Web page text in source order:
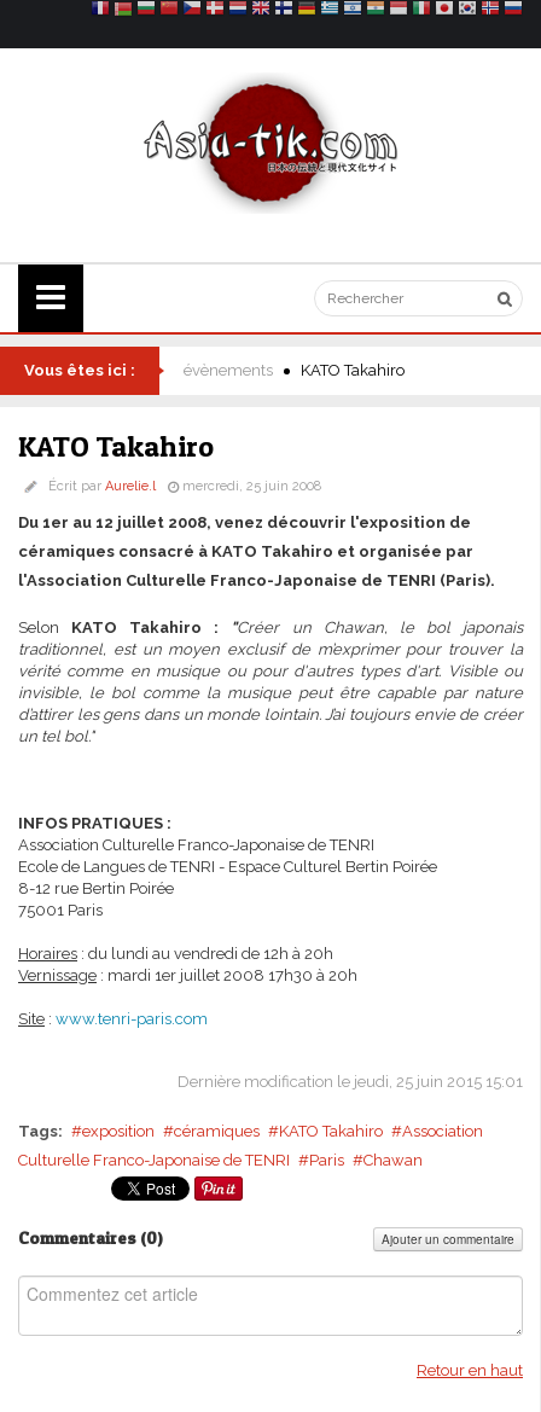
Vous êtes ici : évènements KATO Takahiro
KATO Takahiro
Écrit par Aurelie.l mercredi, 25 juin 2008
Du 1er au 12 juillet 2008, venez découvrir l'exposition de
céramiques consacré à KATO Takahiro et organisée par
l'Association Culturelle Franco-Japonaise de TENRI (Paris).
Selon KATO Takahiro : "Créer un Chawan, le bol japonais
traditionnel, est un moyen exclusif de m’exprimer pour trouver la
vérité comme en musique ou pour d'autres types d'art. Visible ou
invisible, le bol comme la musique peut être capable par nature
d’attirer les gens dans un monde lointain. J’ai toujours envie de créer
un tel bol."
INFOS PRATIQUES :
Association Culturelle Franco-Japonaise de TENRI
Ecole de Langues de TENRI - Espace Culturel Bertin Poirée
8-12 rue Bertin Poirée
75001 Paris
Horaires : du lundi au vendredi de 12h à 20h
Vernissage : mardi 1er juillet 2008 17h30 à 20h
Site : www.tenri-paris.com
Dernière modification le jeudi, 25 juin 2015 15:01
Tags: exposition céramiques KATO Takahiro
Association
Culturelle Franco-Japonaise de TENRI
Paris Chawan
Commentaires (0) Ajouter un commentaire
Retour en haut